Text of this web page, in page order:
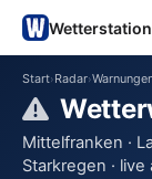
Start›Radar›
Mittelfranken ·
Starkregen ·